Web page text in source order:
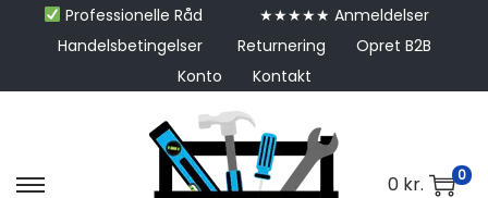
Professionelle Råd
★★★★★ Anmeldelser
Handelsbetingelser
Returnering
Opret B2B
Konto
Kontakt
0 kr. 0